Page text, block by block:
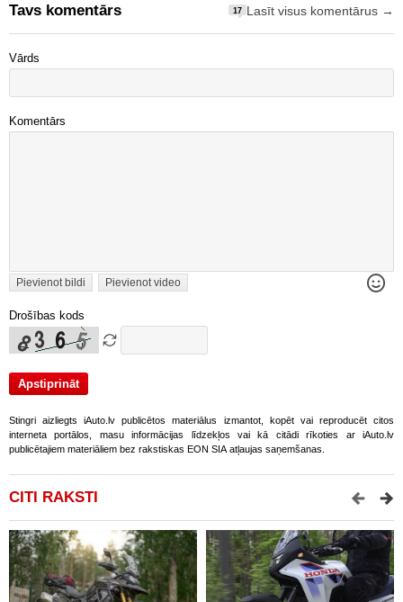
Tavs komentārs 17 Lasīt visus komentārus →
Vārds
Komentārs
Pievienot bildi Pievienot video
Drošības kods
Stingri aizliegts iAuto.lv publicētos materiālus izmantot, kopēt vai reproducēt citos
interneta portālos, masu informācijas līdzekļos vai kā citādi rīkoties ar iAuto.lv
publicētajiem materiāliem bez rakstiskas EON SIA atļaujas saņemšanas.
CITI RAKSTI